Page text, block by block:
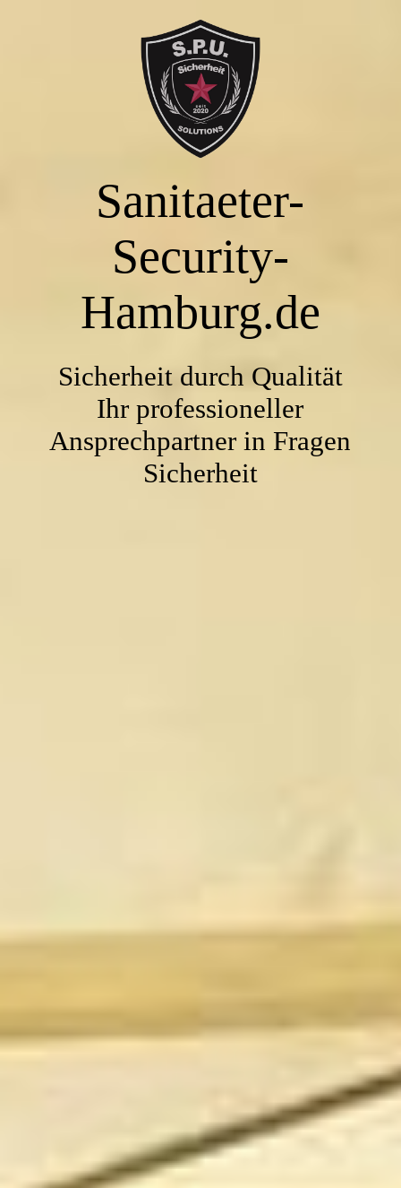
Sanitaeter-
Security-
Hamburg.de
Sicherheit durch Qualität
Ihr professioneller
Ansprechpartner in Fragen
Sicherheit
UNSER UNTERNEHMEN
UNSERE LEISTUNGEN